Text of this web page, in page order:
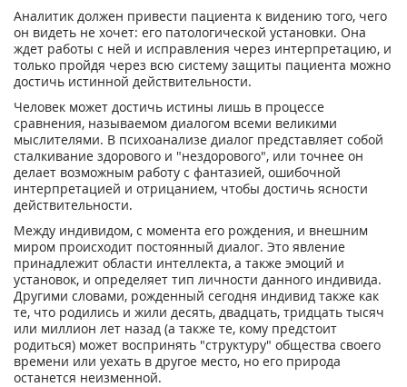
Аналитик должен привести пациента к видению того, чего
он видеть не хочет: его патологической установки. Она
ждет работы с ней и исправления через интерпретацию, и
только пройдя через всю систему защиты пациента можно
достичь истинной действительности.
Человек может достичь истины лишь в процессе
сравнения, называемом диалогом всеми великими
мыслителями. В психоанализе диалог представляет собой
сталкивание здорового и "нездорового", или точнее он
делает возможным работу с фантазией, ошибочной
интерпретацией и отрицанием, чтобы достичь ясности
действительности.
Между индивидом, с момента его рождения, и внешним
миром происходит постоянный диалог. Это явление
принадлежит области интеллекта, а также эмоций и
установок, и определяет тип личности данного индивида.
Другими словами, рожденный сегодня индивид также как
те, что родились и жили десять, двадцать, тридцать тысяч
или миллион лет назад (а также те, кому предстоит
родиться) может воспринять "структуру" общества своего
времени или уехать в другое место, но его природа
останется неизменной.